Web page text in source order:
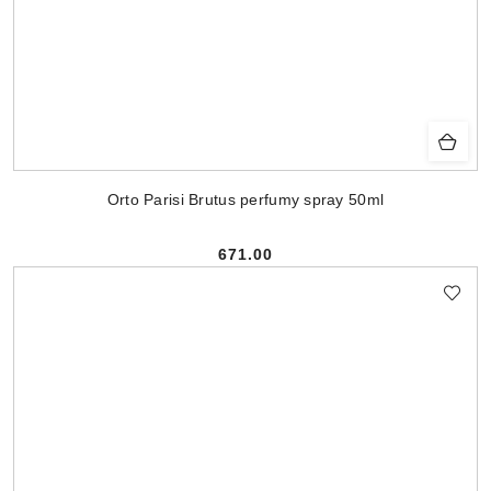
Orto Parisi Brutus perfumy spray 50ml
Cena:
671.00